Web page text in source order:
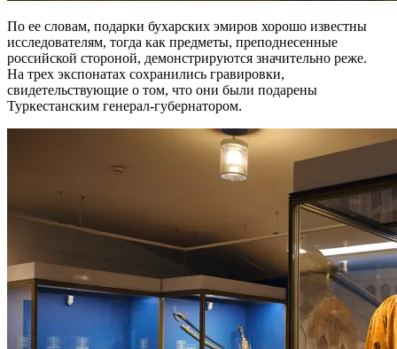
По ее словам, подарки бухарских эмиров хорошо известны
исследователям, тогда как предметы, преподнесенные
российской стороной, демонстрируются значительно реже.
На трех экспонатах сохранились гравировки,
свидетельствующие о том, что они были подарены
Туркестанским генерал-губернатором.